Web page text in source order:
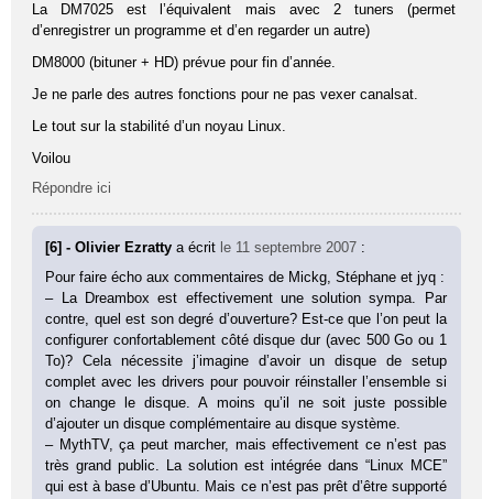
La DM7025 est l’équivalent mais avec 2 tuners (permet
d’enregistrer un programme et d’en regarder un autre)
DM8000 (bituner + HD) prévue pour fin d’année.
Je ne parle des autres fonctions pour ne pas vexer canalsat.
Le tout sur la stabilité d’un noyau Linux.
Voilou
Répondre ici
[6] - Olivier Ezrattya écrit le 11 septembre 2007 :
Pour faire écho aux commentaires de Mickg, Stéphane et jyq :
– La Dreambox est effectivement une solution sympa. Par
contre, quel est son degré d’ouverture? Est-ce que l’on peut la
configurer confortablement côté disque dur (avec 500 Go ou 1
To)? Cela nécessite j’imagine d’avoir un disque de setup
complet avec les drivers pour pouvoir réinstaller l’ensemble si
on change le disque. A moins qu’il ne soit juste possible
d’ajouter un disque complémentaire au disque système.
– MythTV, ça peut marcher, mais effectivement ce n’est pas
très grand public. La solution est intégrée dans “Linux MCE”
qui est à base d’Ubuntu. Mais ce n’est pas prêt d’être supporté